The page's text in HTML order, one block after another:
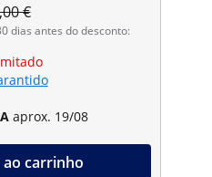
€
dias antes do desconto:
aprox. 19/08
carrinho